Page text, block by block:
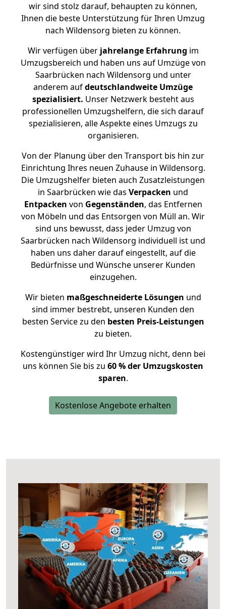
wir sind stolz darauf, behaupten zu können,
Ihnen die beste Unterstützung für Ihren Umzug
nach Wildensorg bieten zu können.
Wir verfügen überjahrelange Erfahrung im
Umzugsbereich und haben uns auf Umzüge von
Saarbrücken nach Wildensorg und unter
anderem aufdeutschlandweite Umzüge
spezialisiert. Unser Netzwerk besteht aus
professionellen Umzugshelfern, die sich darauf
spezialisieren, alle Aspekte eines Umzugs zu
organisieren.
Von der Planung über den Transport bis hin zur
Einrichtung Ihres neuen Zuhause in Wildensorg.
Die Umzugshelfer bieten auch Zusatzleistungen
in Saarbrücken wie das Verpacken und
Entpacken von Gegenständen, das Entfernen
von Möbeln und das Entsorgen von Müll an. Wir
sind uns bewusst, dass jeder Umzug von
Saarbrücken nach Wildensorg individuell ist und
haben uns daher darauf eingestellt, auf die
Bedürfnisse und Wünsche unserer Kunden
einzugehen.
Wir bieten maßgeschneiderte Lösungen und
sind immer bestrebt, unseren Kunden den
besten Service zu den besten Preis-Leistungen
zu bieten.
Kostengünstiger wird Ihr Umzug nicht, denn bei
uns können Sie bis zu 60 % der Umzugskosten
sparen.
Kostenlose Angebote erhalten